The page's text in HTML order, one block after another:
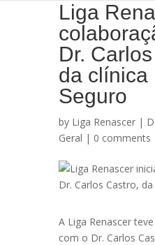
Liga
Dr.
da clínica
Seguro
by Liga Renascer |
Geral | 0 comments
A Liga Renascer
com o Dr. Carlos